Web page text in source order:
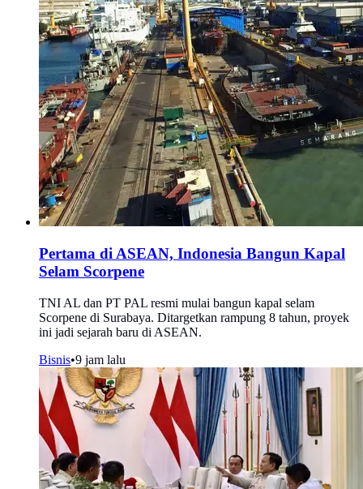
Pertama di ASEAN, Indonesia Bangun Kapal
Selam Scorpene
TNI AL dan PT PAL resmi mulai bangun kapal selam
Scorpene di Surabaya. Ditargetkan rampung 8 tahun, proyek
ini jadi sejarah baru di ASEAN.
Bisnis•9 jam lalu